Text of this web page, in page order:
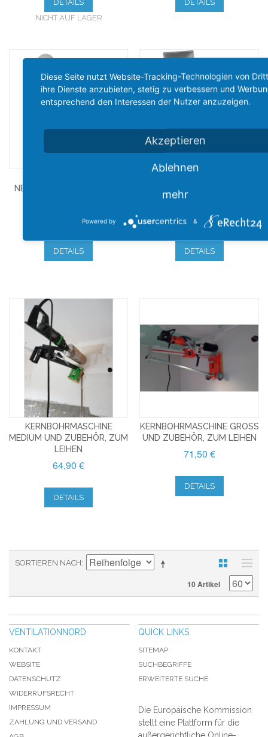
DETAILS
NICHT AUF LAGER
DETAILS
NENNWEITEN 100, 125, 150
44,79 €
DETAILS
150 FLACHKANAL SET S6-K
AB: 73,30 €
DETAILS
KERNBOHRMASCHINE
MEDIUM UND ZUBEHÖR, ZUM
LEIHEN
64,90 €
DETAILS
KERNBOHRMASCHINE GROSS U
ND ZUBEHÖR, ZUM LEIHEN
71,50 €
DETAILS
SORTIEREN NACH
10 Artikel
VENTILATIONNORD
KONTAKT
WEBSITE
DATENSCHUTZ
WIDERRUFSRECHT
IMPRESSUM
ZAHLUNG UND VERSAND
QUICK LINKS
SITEMAP
SUCHBEGRIFFE
ERWEITERTE SUCHE
Die Europäische Kommission
stellt eine Plattform für die
außergerichtliche Online-
Diese Seite nutzt Website-Tracking-Technologien von
ihre Dienste anzubieten, stetig zu verbessern und
entsprechend den Interessen der Nutzer anzuzeigen.
Akzeptieren
Ablehnen
mehr
Powered by &